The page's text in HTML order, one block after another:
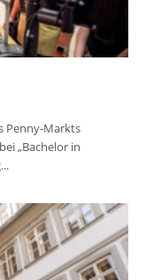
Penny-Markts
„Bachelor in